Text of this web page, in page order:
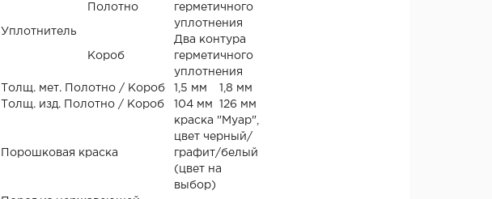
Уплотнитель
Полотно
герметичного
уплотнения
Короб
Два контура
герметичного
уплотнения
Толщ. мет. Полотно / Короб
1,5 мм
1,8 мм
Толщ. изд. Полотно / Короб
104 мм 126 мм
Порошковая краска
краска "Муар",
цвет черный/
графит/белый
(цвет на
выбор)